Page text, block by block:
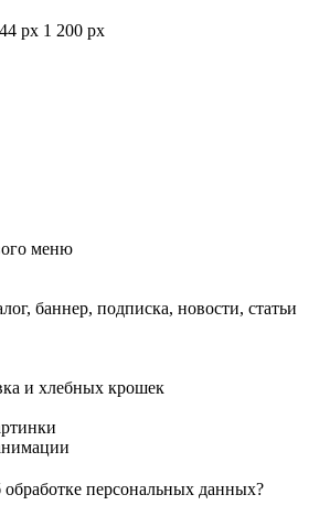
px 1 200 px
меню
баннер, подписка, новости, статьи
и хлебных крошек
персональных данных?